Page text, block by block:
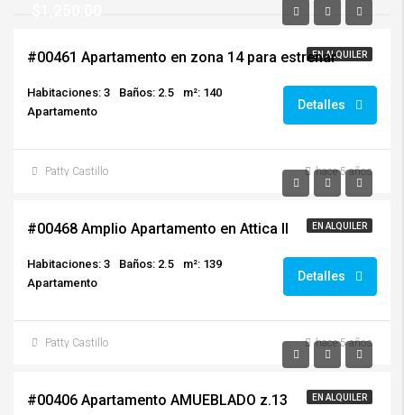
EN ALQUILER
$1,250.00
#00461 Apartamento en zona 14 para estrenar
Habitaciones: 3 Baños: 2.5
m²: 140
Apartamento
Detalles
Patty Castillo hace 5 años
EN ALQUILER
$1,120.00/+ Mantenimiento
#00468 Amplio Apartamento en Attica II
Habitaciones: 3 Baños: 2.5
m²: 139
Apartamento
Detalles
Patty Castillo hace 5 años
EN ALQUILER
$650.00/+IVA
#00406 Apartamento AMUEBLADO z.13